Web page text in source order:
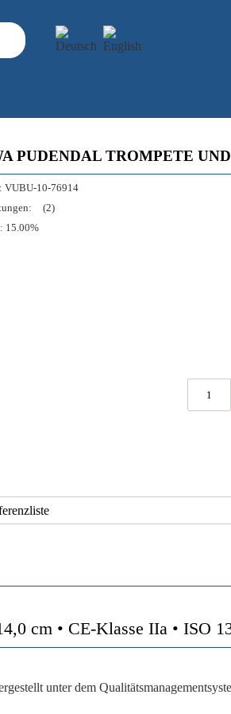
PUDENDAL TROMPETE
VUBU-10-76914
(2)
15.00%
cm • CE-Klasse IIa • ISO
unter dem